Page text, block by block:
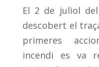
El 2 de juliol del
descobert el
primeres
incendi es va